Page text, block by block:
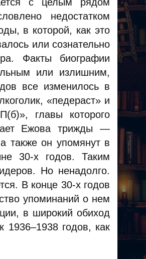
недостатком
в которой, как это
или сознательно
Факты биографии
или излишним,
все изменилось в
«педераст» и
главы которого
Ежова трижды —
также он упомянут в
30-х годов. Таким
Но ненадолго.
. В конце 30-х годов
упоминаний о нем
в широкий обиход
годов, как